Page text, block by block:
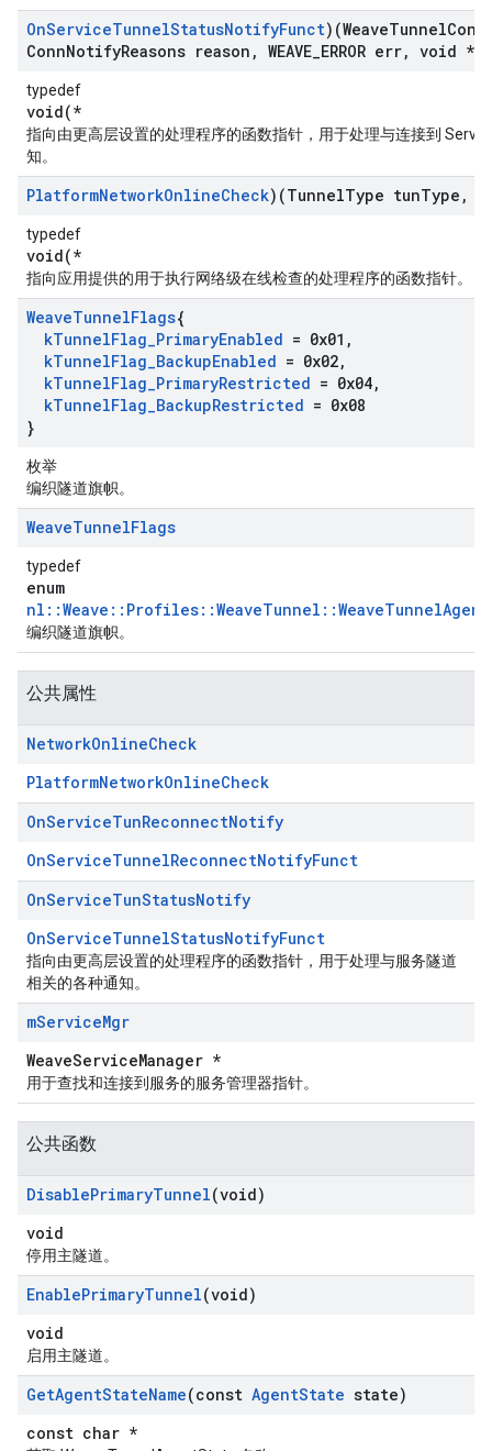
OnServiceTunnelStatusNotifyFunct)(WeaveTunnel
ConnNotifyReasons reason , WEAVE ERROR err, void
typedef
void(*
指向由更高层设置的处理程序的函数指针，用于处理与连接到
知。
PlatformNetworkOnlineCheck)(TunnelType tunType ,
typedef
void(*
指向应用提供的用于执行网络级在线检查的处理程序的函数指针。
WeaveTunnelFlags{
kTunnelFlag_PrimaryEnabled = 0x01 ,
kTunnelFlag_BackupEnabled = 0x02,
kTunnelFlag_PrimaryRestricted = 0x04,
kTunnelFlag_BackupRestricted = 0x08
}
枚举
编织隧道旗帜。
WeaveTunnelFlags
typedef
enum
编织隧道旗帜。
公共属性
NetworkOnlineCheck
PlatformNetworkOnlineCheck
OnServiceTunReconnectNotify
OnServiceTunnelReconnectNotifyFunct
OnServiceTunStatusNotify
OnServiceTunnelStatusNotifyFunct
指向由更高层设置的处理程序的函数指针，用于处理与服务隧道
相关的各种通知。
mServiceMgr
WeaveServiceManager *
用于查找和连接到服务的服务管理器指针。
公共函数
DisablePrimaryTunnel(void)
void
停用主隧道。
EnablePrimaryTunnel(void)
void
启用主隧道。
GetAgentStateName(const AgentState state)
const char *